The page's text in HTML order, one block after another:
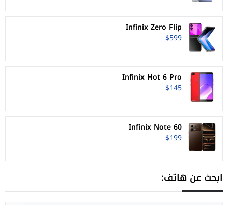
Infinix Zero Flip
$599
Infinix Hot 6 Pro
$145
Infinix Note 60
$199
ابحث عن هاتف: